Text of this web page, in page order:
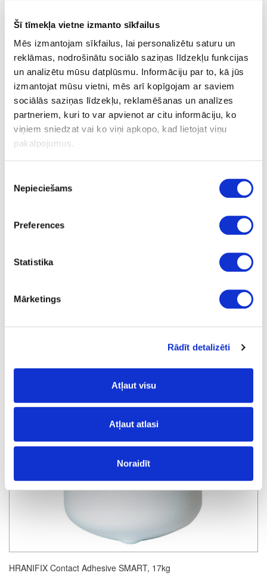
Šī tīmekļa vietne izmanto sīkfailus
Mēs izmantojam sīkfailus, lai personalizētu saturu un
reklāmas, nodrošinātu sociālo saziņas līdzekļu funkcijas
un analizētu mūsu datplūsmu. Informāciju par to, kā jūs
izmantojat mūsu vietni, mēs arī kopīgojam ar saviem
sociālās saziņas līdzekļu, reklamēšanas un analīzes
partneriem, kuri to var apvienot ar citu informāciju, ko
viņiem sniedzat vai ko viņi apkopo, kad lietojat viņu
pakalpojumus.
izvēle
Nepieciešams
Preferences
Statistika
Mārketings
Rādīt detalizēti
Atļaut visu
Atļaut atlasi
Noraidīt
Contact adhesive KLEIBERIT 114/5
HRANIFIX Contact Adhesive SMART, 17kg